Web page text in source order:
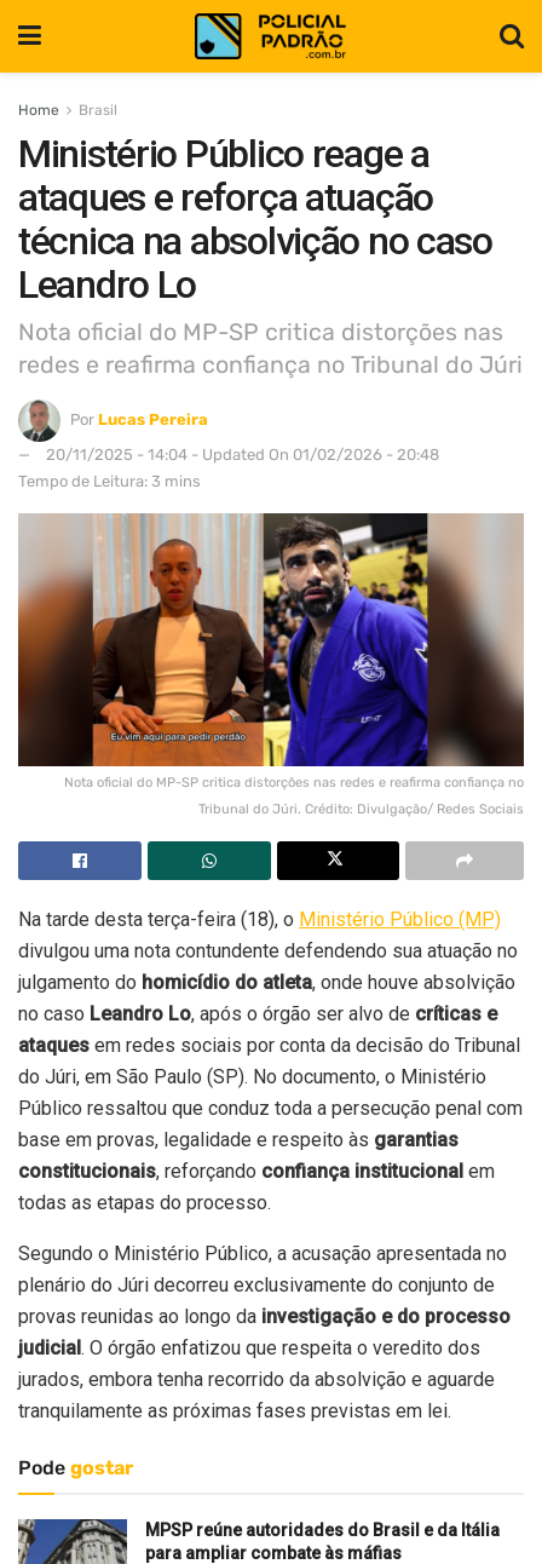
Home Brasil
Ministério Público reage a
ataques e reforça atuação
técnica na absolvição no caso
Leandro Lo
Nota oficial do MP-SP critica distorções nas
redes e reafirma confiança no Tribunal do Júri
Por Lucas Pereira
20/11/2025 - 14:04 - Updated On 01/02/2026 - 20:48
Tempo de Leitura: 3 mins
Nota oficial do MP-SP critica distorções nas redes e reafirma confiança no
Tribunal do Júri. Crédito: Divulgação/ Redes Sociais
Na tarde desta terça-feira (18), o Ministério Público (MP)
divulgou uma nota contundente defendendo sua atuação no
julgamento do homicídio do atleta, onde houve absolvição
no caso Leandro Lo, após o órgão ser alvo de críticas e
ataques em redes sociais por conta da decisão do Tribunal
do Júri, em São Paulo (SP). No documento, o Ministério
Público ressaltou que conduz toda a persecução penal com
base em provas, legalidade e respeito às garantias
constitucionais, reforçando confiança institucional em
todas as etapas do processo.
Segundo o Ministério Público, a acusação apresentada no
plenário do Júri decorreu exclusivamente do conjunto de
provas reunidas ao longo da investigação e do processo
judicial. O órgão enfatizou que respeita o veredito dos
jurados, embora tenha recorrido da absolvição e aguarde
tranquilamente as próximas fases previstas em lei.
Pode gostar
MPSP reúne autoridades do Brasil e da Itália
para ampliar combate às máfias